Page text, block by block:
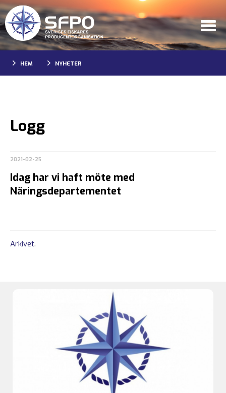
HEM NYHETER
Logg
2021-02-25
Idag har vi haft möte med
Näringsdepartementet
Arkivet.